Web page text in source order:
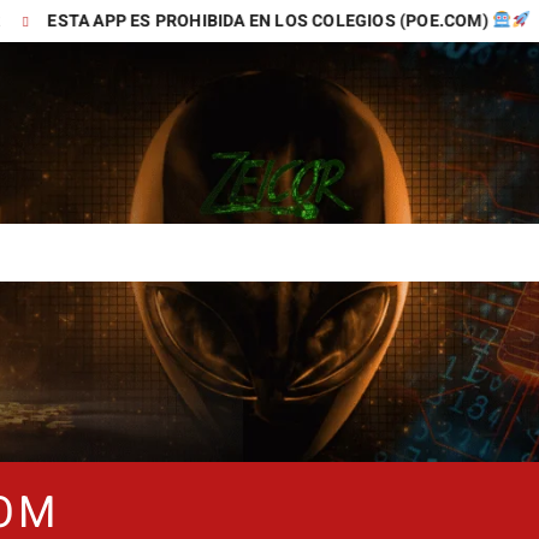
APP ES PROHIBIDA EN LOS COLEGIOS (POE.COM)